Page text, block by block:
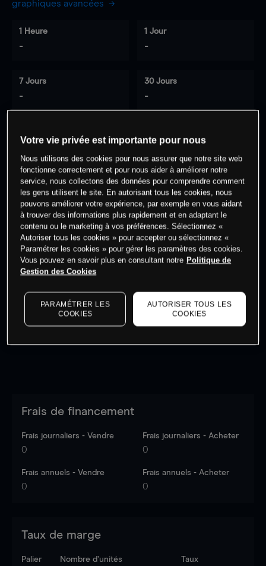
graphiques avancées
1 Heure
-
1 Jour
-
7 Jours
-
30 Jours
-
0 % des clients ont une position à
cet actif
Commencez à trader
dernières données du marché.Log into see latest
market data
Frais de financement
Frais journaliers - Vendre
0
Frais journaliers - Acheter
0
Frais annuels - Vendre
0
Frais annuels - Acheter
0
Taux de marge
Palier Nombre d’unités Taux
Votre vie privée est importante pour nous
Nous utilisons des cookies pour nous assurer que notre site web
fonctionne correctement et pour nous aider à améliorer notre
service, nous collectons des données pour comprendre comment
les gens utilisent le site. En autorisant tous les cookies, nous
pouvons améliorer votre expérience, par exemple en vous aidant
à trouver des informations plus rapidement et en adaptant le
contenu ou le marketing à vos préférences. Sélectionnez «
Autoriser tous les cookies » pour accepter ou sélectionnez «
Paramétrer les cookies » pour gérer les paramètres des cookies.
Vous pouvez en savoir plus en consultant notre Politique de
Gestion des Cookies
PARAMÉTRER LES
COOKIES
AUTORISER TOUS LES
COOKIES